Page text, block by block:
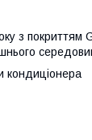
з
кондиціонера